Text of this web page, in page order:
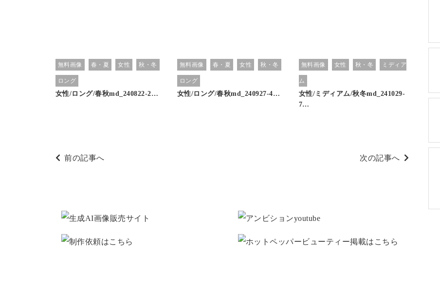
無料画像 春・夏 女性 秋・冬
ロング
女性/ロング/春秋md_240822-2…
無料画像 春・夏 女性 秋・冬
ロング
女性/ロング/春秋md_240927-4…
無料画像 女性 秋・冬 ミディア
ム
女性/ミディアム/秋冬md_241029-
7…
前の記事へ 次の記事へ